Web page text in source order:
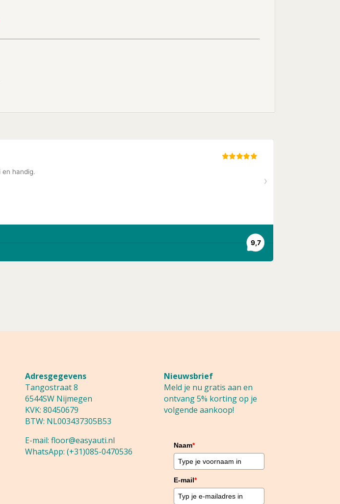
Adresgegevens
Tangostraat 8
6544SW Nijmegen
KVK: 80450679
BTW: NL003437305B53
E-mail: floor@easyauti.nl
WhatsApp: (+31)085-0470536
Nieuwsbrief
Meld je nu gratis aan en
ontvang 5% korting op je
volgende aankoop!
Naam*
E-mail*